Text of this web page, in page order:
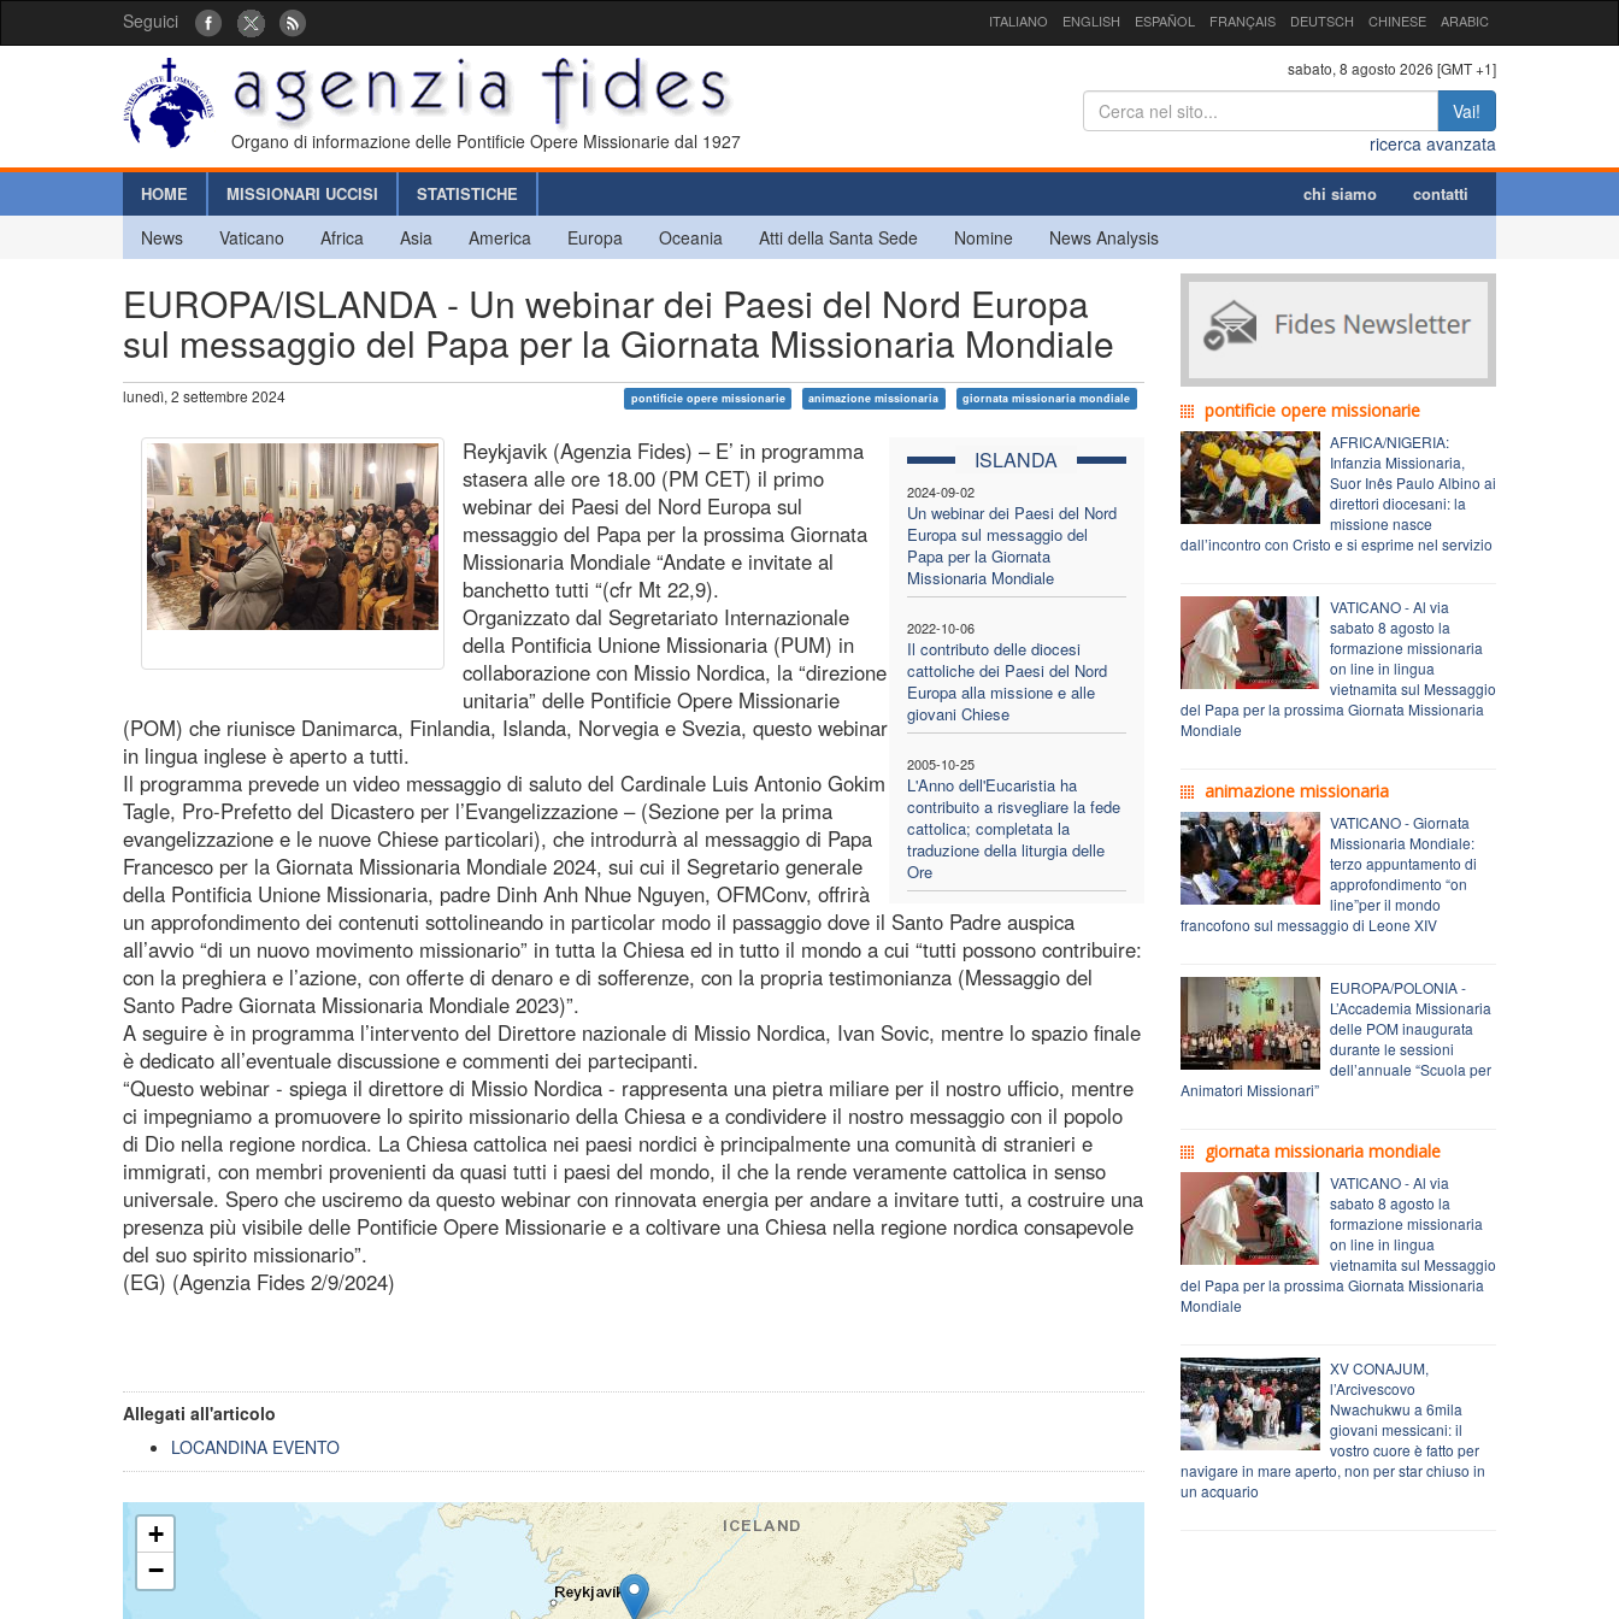
Seguici ITALIANO ENGLISH ESPAÑOL FRANÇAIS DEUTSCH CHINESE ARABIC
Organo di informazione delle Pontificie Opere Missionarie dal 1927
sabato, 8 agosto 2026 [GMT +1]
Vai!
ricerca avanzata
HOME MISSIONARI UCCISI STATISTICHE chi siamo contatti
News Vaticano Africa Asia America Europa Oceania Atti della Santa Sede Nomine News Analysis
EUROPA/ISLANDA - Un webinar dei Paesi del Nord Europa
sul messaggio del Papa per la Giornata Missionaria Mondiale
lunedì, 2 settembre 2024 pontificie opere missionarie animazione missionaria giornata missionaria mondiale
ISLANDA
2024-09-02
Un webinar dei Paesi del Nord
Europa sul messaggio del
Papa per la Giornata
Missionaria Mondiale
2022-10-06
Il contributo delle diocesi
cattoliche dei Paesi del Nord
Europa alla missione e alle
giovani Chiese
2005-10-25
L'Anno dell'Eucaristia ha
contribuito a risvegliare la fede
cattolica; completata la
traduzione della liturgia delle
Ore
Reykjavik (Agenzia Fides) – E’ in programma
stasera alle ore 18.00 (PM CET) il primo
webinar dei Paesi del Nord Europa sul
messaggio del Papa per la prossima Giornata
Missionaria Mondiale “Andate e invitate al
banchetto tutti “(cfr Mt 22,9).
Organizzato dal Segretariato Internazionale
della Pontificia Unione Missionaria (PUM) in
collaborazione con Missio Nordica, la “direzione
unitaria” delle Pontificie Opere Missionarie
(POM) che riunisce Danimarca, Finlandia, Islanda, Norvegia e Svezia, questo webinar
in lingua inglese è aperto a tutti.
Il programma prevede un video messaggio di saluto del Cardinale Luis Antonio Gokim
Tagle, Pro-Prefetto del Dicastero per l’Evangelizzazione – (Sezione per la prima
evangelizzazione e le nuove Chiese particolari), che introdurrà al messaggio di Papa
Francesco per la Giornata Missionaria Mondiale 2024, sui cui il Segretario generale
della Pontificia Unione Missionaria, padre Dinh Anh Nhue Nguyen, OFMConv, offrirà
un approfondimento dei contenuti sottolineando in particolar modo il passaggio dove il Santo Padre auspica
all’avvio “di un nuovo movimento missionario” in tutta la Chiesa ed in tutto il mondo a cui “tutti possono contribuire:
con la preghiera e l’azione, con offerte di denaro e di sofferenze, con la propria testimonianza (Messaggio del
Santo Padre Giornata Missionaria Mondiale 2023)”.
A seguire è in programma l’intervento del Direttore nazionale di Missio Nordica, Ivan Sovic, mentre lo spazio finale
è dedicato all’eventuale discussione e commenti dei partecipanti.
“Questo webinar - spiega il direttore di Missio Nordica - rappresenta una pietra miliare per il nostro ufficio, mentre
ci impegniamo a promuovere lo spirito missionario della Chiesa e a condividere il nostro messaggio con il popolo
di Dio nella regione nordica. La Chiesa cattolica nei paesi nordici è principalmente una comunità di stranieri e
immigrati, con membri provenienti da quasi tutti i paesi del mondo, il che la rende veramente cattolica in senso
universale. Spero che usciremo da questo webinar con rinnovata energia per andare a invitare tutti, a costruire una
presenza più visibile delle Pontificie Opere Missionarie e a coltivare una Chiesa nella regione nordica consapevole
del suo spirito missionario”.
(EG) (Agenzia Fides 2/9/2024)
Allegati all'articolo
LOCANDINA EVENTO
+
−
pontificie opere missionarie
AFRICA/NIGERIA:
Infanzia Missionaria,
Suor Inês Paulo Albino ai
direttori diocesani: la
missione nasce
dall’incontro con Cristo e si esprime nel servizio
VATICANO - Al via
sabato 8 agosto la
formazione missionaria
on line in lingua
vietnamita sul Messaggio
del Papa per la prossima Giornata Missionaria
Mondiale
animazione missionaria
VATICANO - Giornata
Missionaria Mondiale:
terzo appuntamento di
approfondimento “on
line”per il mondo
francofono sul messaggio di Leone XIV
EUROPA/POLONIA -
L’Accademia Missionaria
delle POM inaugurata
durante le sessioni
dell’annuale “Scuola per
Animatori Missionari”
giornata missionaria mondiale
VATICANO - Al via
sabato 8 agosto la
formazione missionaria
on line in lingua
vietnamita sul Messaggio
del Papa per la prossima Giornata Missionaria
Mondiale
XV CONAJUM,
l’Arcivescovo
Nwachukwu a 6mila
giovani messicani: il
vostro cuore è fatto per
navigare in mare aperto, non per star chiuso in
un acquario